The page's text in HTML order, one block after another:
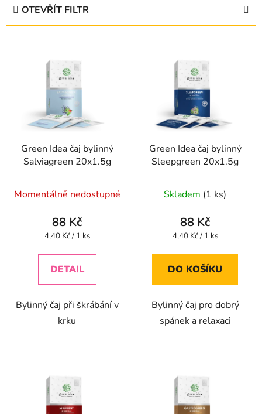
OTEVŘÍT FILTR
Green Idea čaj bylinný
Salviagreen 20x1.5g
Momentálně nedostupné
88 Kč
Měrná
4,40 Kč / 1 ks
DETAIL
Bylinný čaj při škrábání v
krku
Green Idea čaj bylinný
Sleepgreen 20x1.5g
Skladem (1 ks)
88 Kč
Měrná
4,40 Kč / 1 ks
DO KOŠÍKU
Bylinný čaj pro dobrý
spánek a relaxaci